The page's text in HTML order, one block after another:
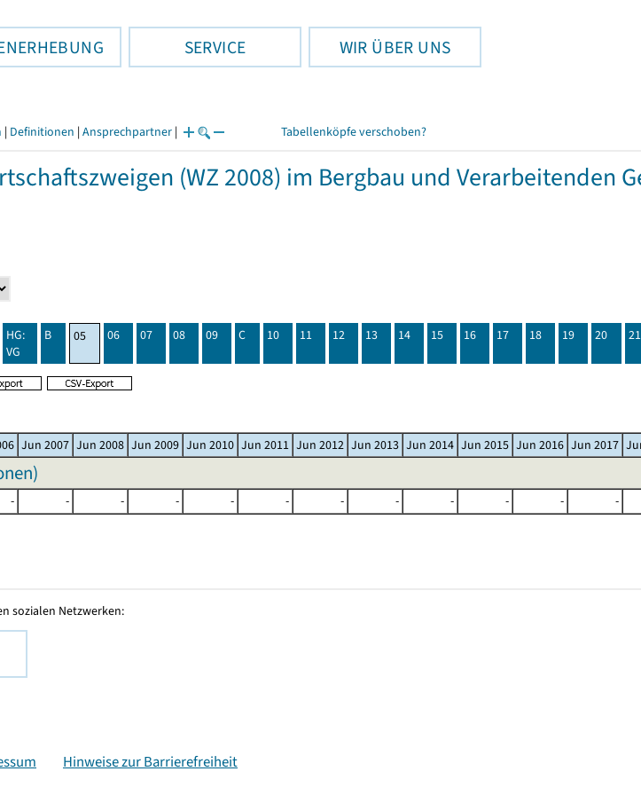
SERVICE WIR ÜBER UNS
| Definitionen | Ansprechpartner | Tabellenköpfe verschoben?
(WZ 2008) im Bergbau und Verarbeitenden
HG:
VG
B 05 06 07 08 09 C 10 11 12 13 14 15 16 17 18 19 20 21
Jun 2007 Jun 2008 Jun 2009 Jun 2010 Jun 2011 Jun 2012 Jun 2013 Jun 2014 Jun 2015 Jun 2016 Jun 2017
- - - - - - - - - - - -
sozialen Netzwerken:
Hinweise zur Barrierefreiheit